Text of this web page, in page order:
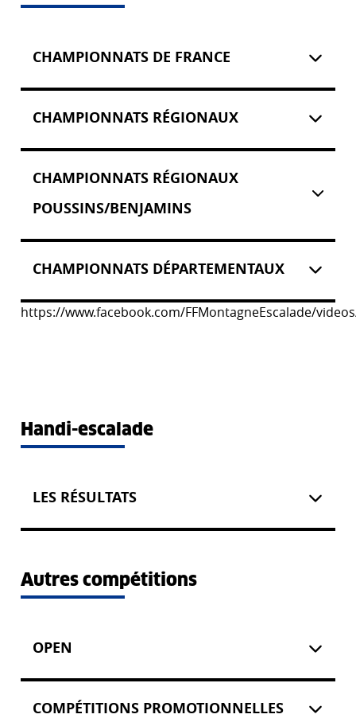
CHAMPIONNATS DE FRANCE
CHAMPIONNATS RÉGIONAUX
CHAMPIONNATS RÉGIONAUX
POUSSINS/BENJAMINS
CHAMPIONNATS DÉPARTEMENTAUX
https://www.facebook.com/FFMontagneEscalade/
Handi-escalade
LES RÉSULTATS
Autres compétitions
OPEN
COMPÉTITIONS PROMOTIONNELLES